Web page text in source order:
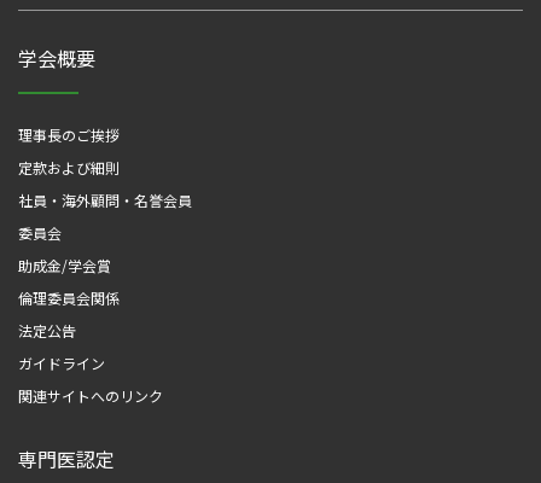
学会概要
理事長のご挨拶
定款および細則
社員・海外顧問・名誉会員
委員会
助成金/学会賞
倫理委員会関係
法定公告
ガイドライン
関連サイトへのリンク
専門医認定